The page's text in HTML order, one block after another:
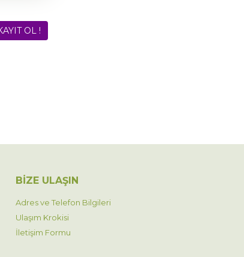
BİZE ULAŞIN
Adres ve Telefon Bilgileri
Ulaşım Krokisi
İletişim Formu